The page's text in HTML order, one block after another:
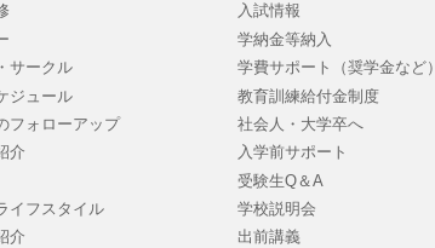
サークル
ジュール
フォローアップ
介
イフスタイル
介
入試情報
学納金等納入
学費サポート（奨学金など）
教育訓練給付金制度
社会人・大学卒へ
入学前サポート
受験生Q＆A
学校説明会
出前講義